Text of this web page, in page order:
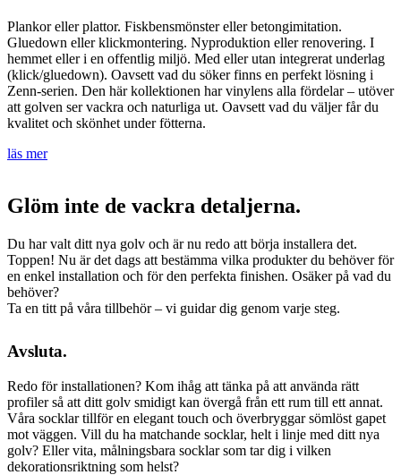
Plankor eller plattor. Fiskbensmönster eller betongimitation.
Gluedown eller klickmontering. Nyproduktion eller renovering. I
hemmet eller i en offentlig miljö. Med eller utan integrerat underlag
(klick/gluedown). Oavsett vad du söker finns en perfekt lösning i
Zenn-serien. Den här kollektionen har vinylens alla fördelar – utöver
att golven ser vackra och naturliga ut. Oavsett vad du väljer får du
kvalitet och skönhet under fötterna.
läs mer
Glöm inte de vackra detaljerna.
Du har valt ditt nya golv och är nu redo att börja installera det.
Toppen! Nu är det dags att bestämma vilka produkter du behöver för
en enkel installation och för den perfekta finishen. Osäker på vad du
behöver?
Ta en titt på våra tillbehör – vi guidar dig genom varje steg.
Avsluta.
Redo för installationen? Kom ihåg att tänka på att använda rätt
profiler så att ditt golv smidigt kan övergå från ett rum till ett annat.
Våra socklar tillför en elegant touch och överbryggar sömlöst gapet
mot väggen. Vill du ha matchande socklar, helt i linje med ditt nya
golv? Eller vita, målningsbara socklar som tar dig i vilken
dekorationsriktning som helst?